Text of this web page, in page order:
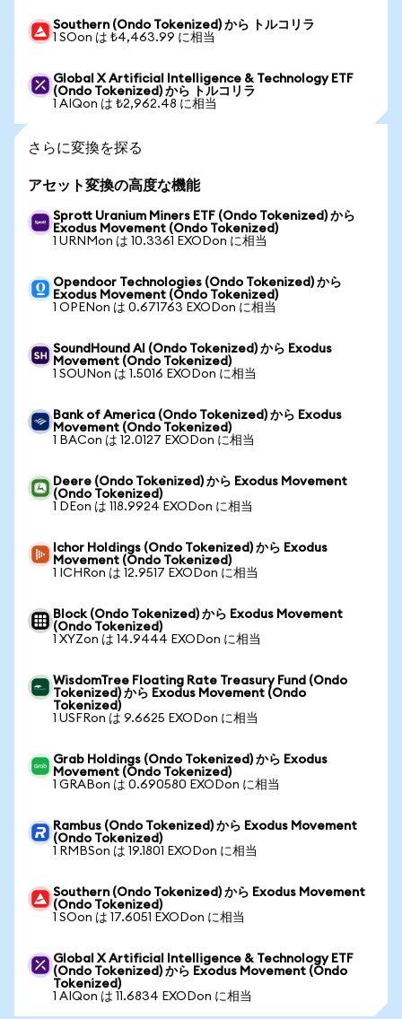
Southern (Ondo Tokenized) から トルコリラ
1 SOon は ₺4,463.99 に相当
Global X Artificial Intelligence & Technology ETF
(Ondo Tokenized) から トルコリラ
1 AIQon は ₺2,962.48 に相当
さらに変換を探る
アセット変換の高度な機能
Sprott Uranium Miners ETF (Ondo Tokenized) から
Exodus Movement (Ondo Tokenized)
1 URNMon は 10.3361 EXODon に相当
Opendoor Technologies (Ondo Tokenized) から
Exodus Movement (Ondo Tokenized)
1 OPENon は 0.671763 EXODon に相当
SoundHound AI (Ondo Tokenized) から Exodus
Movement (Ondo Tokenized)
1 SOUNon は 1.5016 EXODon に相当
Bank of America (Ondo Tokenized) から Exodus
Movement (Ondo Tokenized)
1 BACon は 12.0127 EXODon に相当
Deere (Ondo Tokenized) から Exodus Movement
(Ondo Tokenized)
1 DEon は 118.9924 EXODon に相当
Ichor Holdings (Ondo Tokenized) から Exodus
Movement (Ondo Tokenized)
1 ICHRon は 12.9517 EXODon に相当
Block (Ondo Tokenized) から Exodus Movement
(Ondo Tokenized)
1 XYZon は 14.9444 EXODon に相当
WisdomTree Floating Rate Treasury Fund (Ondo
Tokenized) から Exodus Movement (Ondo
Tokenized)
1 USFRon は 9.6625 EXODon に相当
Grab Holdings (Ondo Tokenized) から Exodus
Movement (Ondo Tokenized)
1 GRABon は 0.690580 EXODon に相当
Rambus (Ondo Tokenized) から Exodus Movement
(Ondo Tokenized)
1 RMBSon は 19.1801 EXODon に相当
Southern (Ondo Tokenized) から Exodus Movement
(Ondo Tokenized)
1 SOon は 17.6051 EXODon に相当
Global X Artificial Intelligence & Technology ETF
(Ondo Tokenized) から Exodus Movement (Ondo
Tokenized)
1 AIQon は 11.6834 EXODon に相当